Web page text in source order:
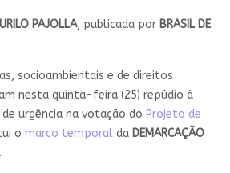
PAJOLLA, publicada por BRASIL DE
socioambientais e de direitos
nesta quinta-feira (25) repúdio à
urgência na votação do Projeto de
o marco temporalda DEMARCAÇÃO